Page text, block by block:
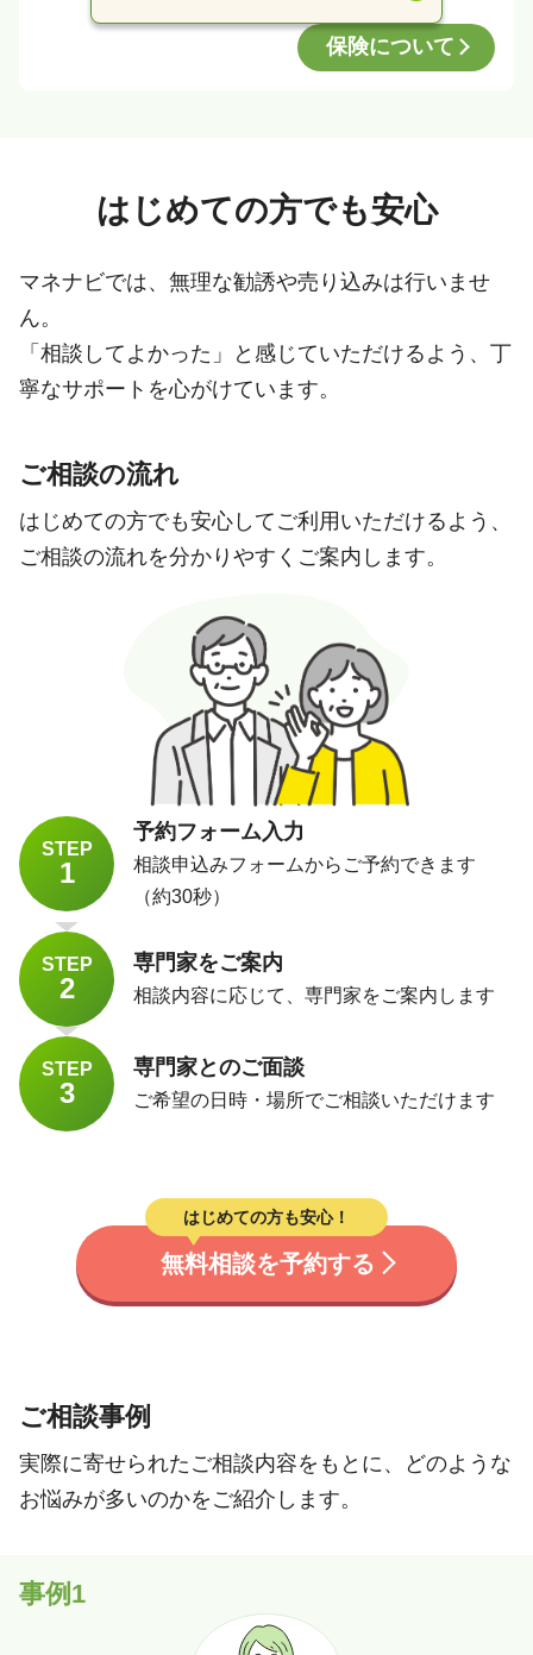
保険について
はじめての方でも安心
マネナビでは、無理な勧誘や売り込みは行いませ
ん。
「相談してよかった」と感じていただけるよう、丁
寧なサポートを心がけています。
ご相談の流れ
はじめての方でも安心してご利用いただけるよう、
ご相談の流れを分かりやすくご案内します。
STEP
1
予約フォーム入力
相談申込みフォームからご予約できます
（約30秒）
STEP
2
専門家をご案内
相談内容に応じて、専門家をご案内します
STEP
3
専門家とのご面談
ご希望の日時・場所でご相談いただけます
はじめての方も安心！
無料相談を予約する
ご相談事例
実際に寄せられたご相談内容をもとに、どのような
お悩みが多いのかをご紹介します。
事例1